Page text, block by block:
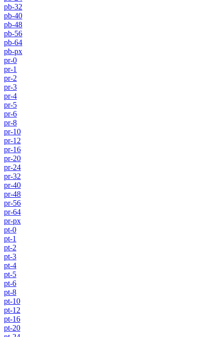
pb-32
pb-40
pb-48
pb-56
pb-64
pb-px
pr-0
pr-1
pr-2
pr-3
pr-4
pr-5
pr-6
pr-8
pr-10
pr-12
pr-16
pr-20
pr-24
pr-32
pr-40
pr-48
pr-56
pr-64
pr-px
pt-0
pt-1
pt-2
pt-3
pt-4
pt-5
pt-6
pt-8
pt-10
pt-12
pt-16
pt-20